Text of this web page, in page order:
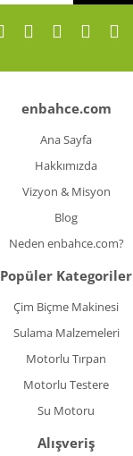
Gönder
enbahce.com
Ana Sayfa
Hakkımızda
Vizyon & Misyon
Blog
Neden enbahce.com?
Popüler Kategoriler
Çim Biçme Makinesi
Sulama Malzemeleri
Motorlu Tırpan
Motorlu Testere
Su Motoru
Alışveriş